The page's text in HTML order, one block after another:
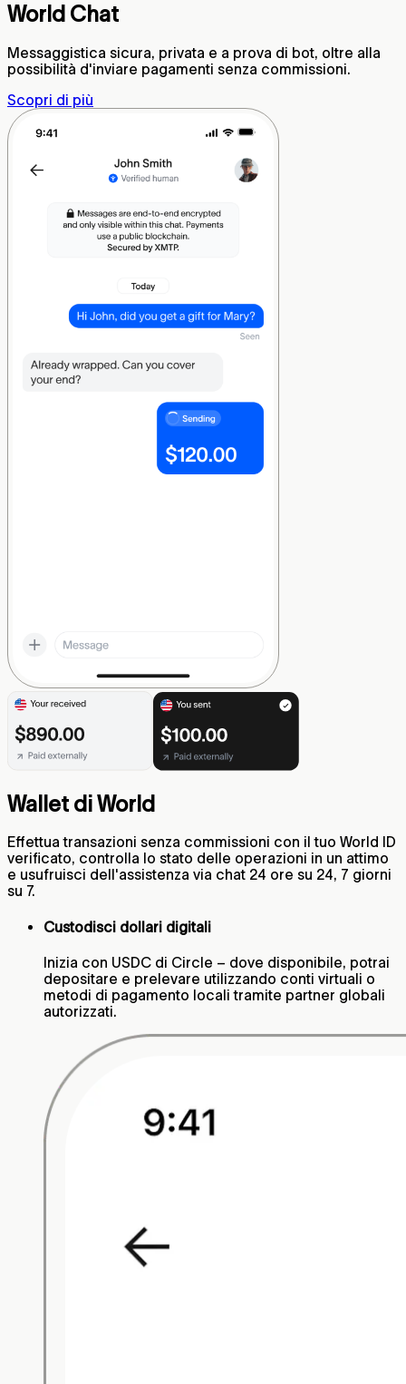
World Chat
Messaggistica sicura, privata e a prova di bot, oltre alla
possibilità d'inviare pagamenti senza commissioni.
Scopri di più
Wallet di World
Effettua transazioni senza commissioni con il tuo World ID
verificato, controlla lo stato delle operazioni in un attimo
e usufruisci dell'assistenza via chat 24 ore su 24, 7 giorni
su 7.
Custodisci dollari digitali
Inizia con USDC di Circle – dove disponibile, potrai
depositare e prelevare utilizzando conti virtuali o
metodi di pagamento locali tramite partner globali
autorizzati.